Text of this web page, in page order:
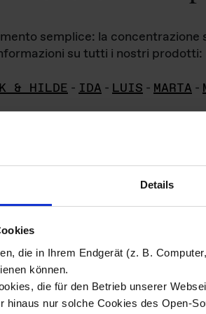
Details
die in Ihrem Endgerät (z. B.
können.
die für den Betrieb unserer
hinaus nur solche Cookies des Open-
semplice: la
su tutti i nostri prodotti:
& HILDE - IDA - LUIS - MARTA -
di
materiale fotografico sono